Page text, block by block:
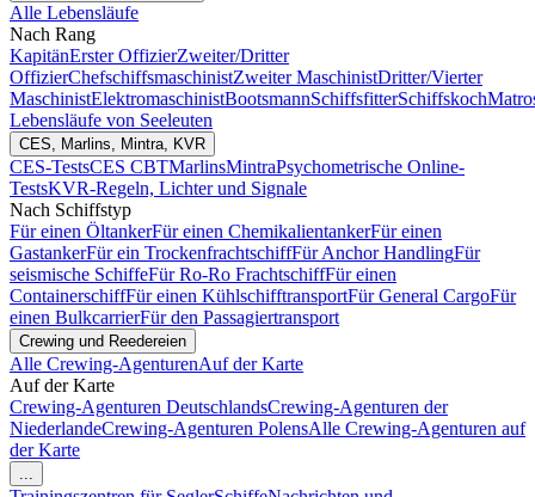
Alle Lebensläufe
Nach Rang
KapitänErster OffizierZweiter/Dritter
OffizierChefschiffsmaschinistZweiter MaschinistDritter/Vierter
MaschinistElektromaschinistBootsmannSchiffsfitterSchiffskoch
Lebensläufe von Seeleuten
CES, Marlins, Mintra, KVR
CES-TestsCES CBTMarlinsMintraPsychometrische Online-
TestsKVR-Regeln, Lichter und Signale
Nach Schiffstyp
Für einen ÖltankerFür einen ChemikalientankerFür einen
GastankerFür ein TrockenfrachtschiffFür Anchor HandlingFür
seismische SchiffeFür Ro-Ro FrachtschiffFür einen
ContainerschiffFür einen KühlschifftransportFür General CargoFür
einen BulkcarrierFür den Passagiertransport
Crewing und Reedereien
Alle Crewing-AgenturenAuf der Karte
Auf der Karte
Crewing-Agenturen DeutschlandsCrewing-Agenturen der
NiederlandeCrewing-Agenturen PolensAlle Crewing-Agenturen auf
der Karte
...